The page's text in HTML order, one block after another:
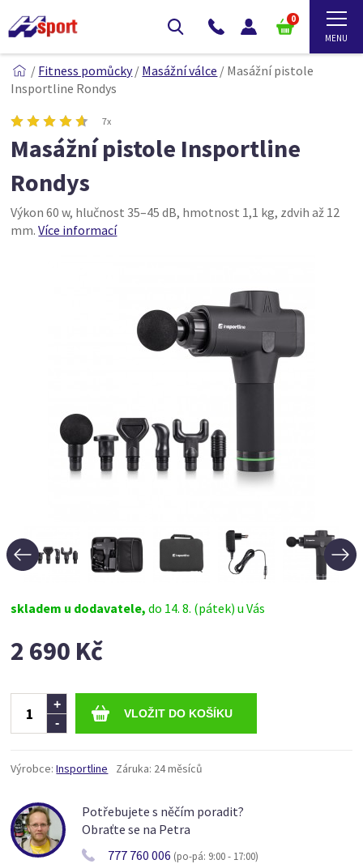
0
/ Fitness pomůcky/ Masážní válce / Masážní pistole
Insportline Rondys
7x
Masážní pistole Insportline
Rondys
Výkon 60 w, hlučnost 35–45 dB, hmotnost 1,1 kg, zdvih až 12
mm.Více informací
skladem u dodavatele,do 14. 8. (pátek) u Vás
2 690 Kč
-
+
Výrobce: Insportline Záruka: 24 měsíců
Potřebujete s něčím poradit?
Obraťte se na Petra
777 760 006 (po-pá: 9:00 - 17:00)